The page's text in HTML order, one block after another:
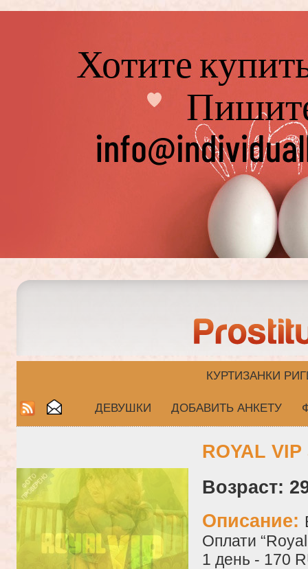
КУРТИЗАНКИ
ДЕВУШКИ ДОБАВИТЬ АНКЕТУ
ROYAL
Возраст:
Описание:
Оплати
1 день - 170